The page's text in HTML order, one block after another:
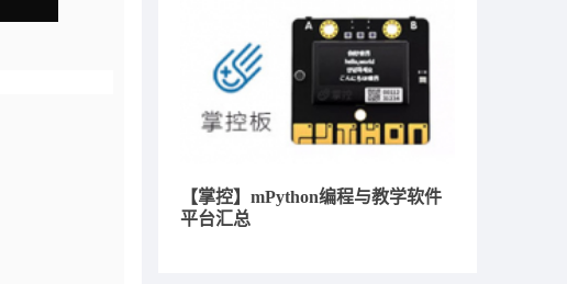
【掌控】mPython编程与教学软件
平台汇总